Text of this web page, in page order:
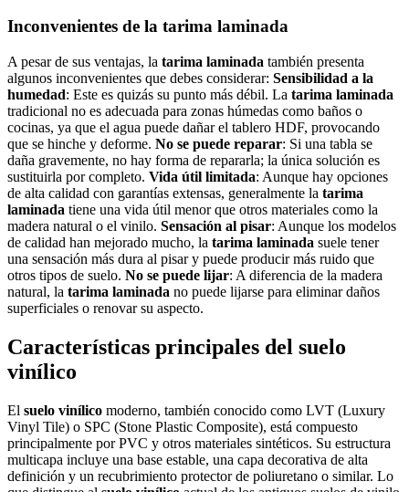
Inconvenientes de la tarima laminada
A pesar de sus ventajas, la tarima laminada también presenta
algunos inconvenientes que debes considerar: Sensibilidad a la
humedad: Este es quizás su punto más débil. La tarima laminada
tradicional no es adecuada para zonas húmedas como baños o
cocinas, ya que el agua puede dañar el tablero HDF, provocando
que se hinche y deforme. No se puede reparar: Si una tabla se
daña gravemente, no hay forma de repararla; la única solución es
sustituirla por completo. Vida útil limitada: Aunque hay opciones
de alta calidad con garantías extensas, generalmente la tarima
laminada tiene una vida útil menor que otros materiales como la
madera natural o el vinilo. Sensación al pisar: Aunque los modelos
de calidad han mejorado mucho, la tarima laminada suele tener
una sensación más dura al pisar y puede producir más ruido que
otros tipos de suelo. No se puede lijar: A diferencia de la madera
natural, la tarima laminada no puede lijarse para eliminar daños
superficiales o renovar su aspecto.
Características principales del suelo
vinílico
El suelo vinílico moderno, también conocido como LVT (Luxury
Vinyl Tile) o SPC (Stone Plastic Composite), está compuesto
principalmente por PVC y otros materiales sintéticos. Su estructura
multicapa incluye una base estable, una capa decorativa de alta
definición y un recubrimiento protector de poliuretano o similar. Lo